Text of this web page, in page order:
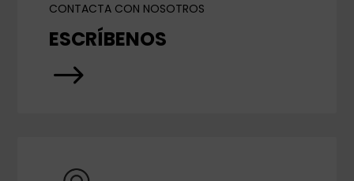
CONTACTA CON NOSOTROS
ESCRÍBENOS
$